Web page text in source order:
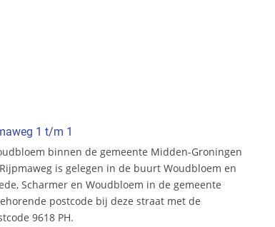
1 t/m 1
binnen de gemeente Midden-Groningen
is gelegen in de buurt Woudbloem en
Scharmer en Woudbloem in de gemeente
postcode bij deze straat met de
9618 PH.